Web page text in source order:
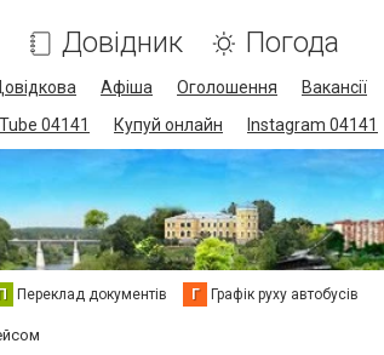
Довідник Погода
Афіша Оголошення Вакансії
04141 Купуй онлайн Instagram 04141
П Переклад документів Г Графік руху автобусів